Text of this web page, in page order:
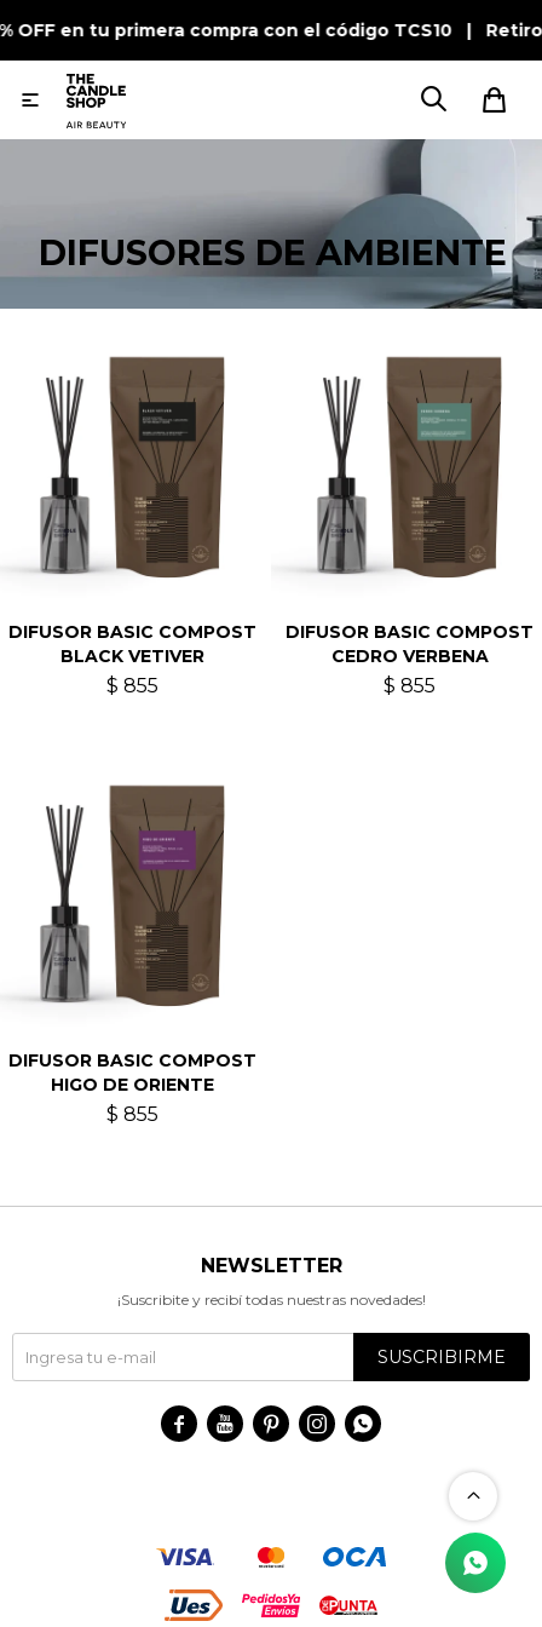
en tu primera compra con el código TCS10 |

DIFUSORES DE AMBIENTE
DIFUSOR BASIC COMPOST
BLACK VETIVER
$ 855
DIFUSOR BASIC COMPOST
CEDRO VERBENA
$ 855
DIFUSOR BASIC COMPOST
HIGO DE ORIENTE
$ 855
NEWSLETTER
¡Suscribite y recibí todas nuestras novedades!
SUSCRIBIRME
    